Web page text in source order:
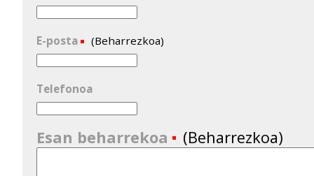
E-posta (Beharrezkoa)
Telefonoa
Esan beharrekoa (Beharrezkoa)